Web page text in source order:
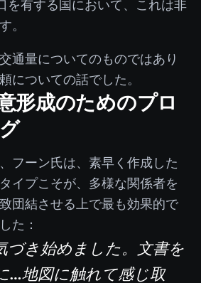
を有する国において、これは非
。
通量についてのものではあり
についての話でした。
形成のためのプロ
フーン氏は、素早く作成した
イプこそが、多様な関係者を
団結させる上で最も効果的で
た：
づき始めました。文書を
…地図に触れて感じ取